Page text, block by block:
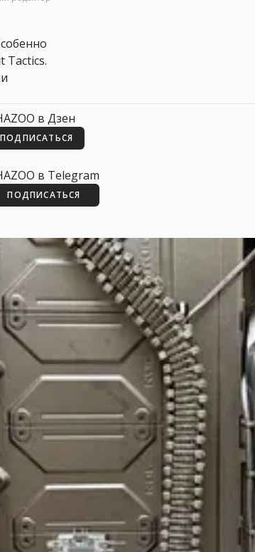
Tactics.
в Дзен
ПОДПИСАТЬСЯ
в Telegram
ПОДПИСАТЬСЯ